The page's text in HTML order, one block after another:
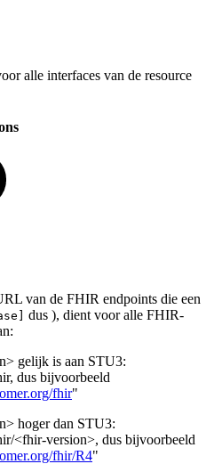
alle interfaces van de resource
van de FHIR endpoints die een
dus ), dient voor alle FHIR-
gelijk is aan STU3:
dus bijvoorbeeld
fhir"
hoger dan STU3:
<fhir-version>, dus bijvoorbeeld
fhir/R4"